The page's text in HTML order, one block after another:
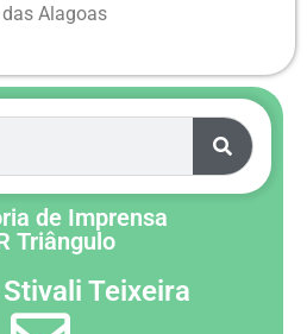
de Imprensa
Triângulo
Teixeira
Alagoas